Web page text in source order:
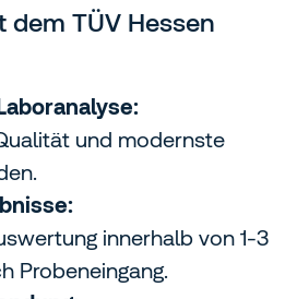
dem TÜV Hessen
und modernste
innerhalb von 1-3
Probeneingang.